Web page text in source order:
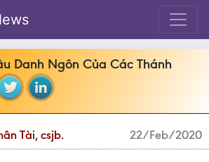
Danh Ngôn Của Các Thánh
Tài, csjb. 22/Feb/2020